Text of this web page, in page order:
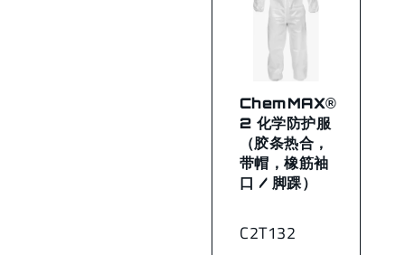
C2T132
ChemMAX®
2 化学防护服
（胶条热合，
带帽，橡筋袖
口 / 脚踝）